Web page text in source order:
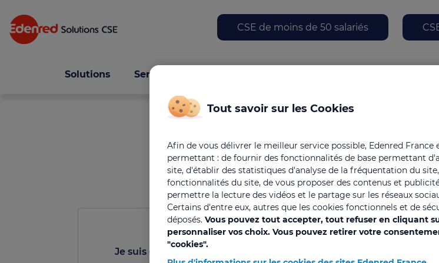
Top menu
CSE de moins de 50 salariés
Navigation principale
Solutions Services
Je suis élu CSE
Je suis client
Tout savoir sur les Cookies
Afin de vous délivrer le meilleur service possible, Edenred
permettant : de fournir des fonctionnalités de base permettant
site, d'établir des statistiques d'analyse de la fréquentation du
fonctionnalités du site, de vous proposer des contenus et
permettre la lecture des vidéos et le partage sur les réseaux
Certains d'entre eux, autres que les cookies fonctionnels et de
déposés. Vous pouvez tout accepter, tout refuser en cliquant
personnaliser vos choix. Vous pouvez retirer votre
"cookies".